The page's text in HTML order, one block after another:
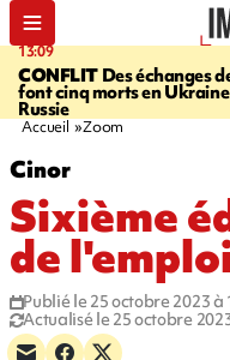
13:09
CONFLIT Des échanges
font cinq morts en
Russie
Accueil Zoom
Cinor
Sixième
de
Publié le 25 octobre 2023 à
Actualisé le 25 octobre